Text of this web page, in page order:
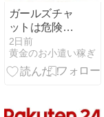
ガールズチャ
ットは危険な
詐欺サイト？
身バレの不安
や安全な稼ぎ
2日前
黄金のお小遣い稼ぎ